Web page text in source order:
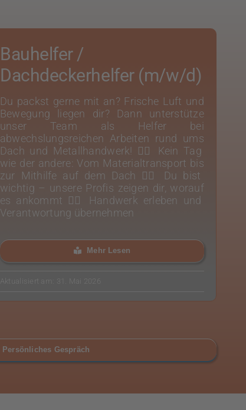
Bauhelfer /
Dachdeckerhelfer (m/w/d)
Du packst gerne mit an? Frische Luft und
Bewegung liegen dir? Dann unterstütze
unser Team als Helfer bei
abwechslungsreichen Arbeiten rund ums
Dach und Metallhandwerk! 👉🏻 Kein Tag
wie der andere: Vom Materialtransport bis
zur Mithilfe auf dem Dach 👉🏻 Du bist
wichtig – unsere Profis zeigen dir, worauf
es ankommt 👉🏻 Handwerk erleben und
Verantwortung übernehmen
Mehr Lesen
Aktualisiert am: 31. Mai 2026
Persönliches Gespräch